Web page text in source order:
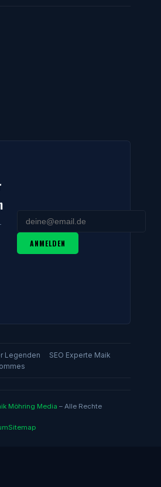
ANMELDEN
Legenden
SEO Experte Maik
Möhring Media – Alle Rechte
Sitemap